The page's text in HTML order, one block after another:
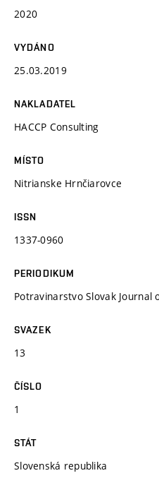
2020
VYDÁNO
25.03.2019
NAKLADATEL
HACCP Consulting
MÍSTO
Nitrianske Hrnčiarovce
ISSN
1337-0960
PERIODIKUM
Potravinarstvo Slovak Journal
SVAZEK
13
ČÍSLO
1
STÁT
Slovenská republika